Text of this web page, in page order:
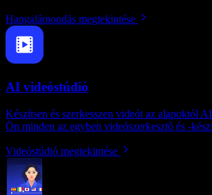
Hangalámondás megtekintése
AI videóstúdió
Készítsen és szerkesszen videót az alapoktól
Ön minden az egyben videószerkesztő és -
Videóstúdió megtekintése